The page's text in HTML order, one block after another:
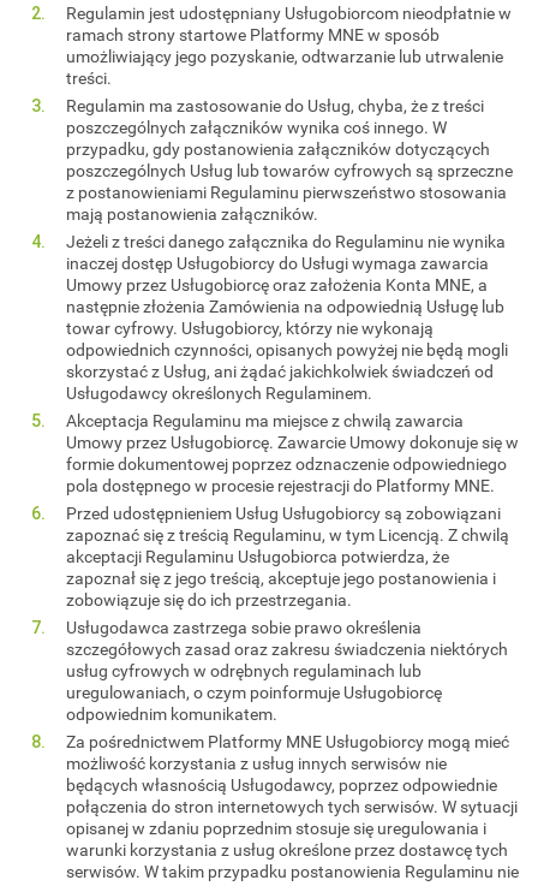
Regulamin jest udostępniany Usługobiorcom nieodpłatnie w
ramach strony startowe Platformy MNE w sposób
umożliwiający jego pozyskanie, odtwarzanie lub utrwalenie
treści.
Regulamin ma zastosowanie do Usług, chyba, że z treści
poszczególnych załączników wynika coś innego. W
przypadku, gdy postanowienia załączników dotyczących
poszczególnych Usług lub towarów cyfrowych są sprzeczne
z postanowieniami Regulaminu pierwszeństwo stosowania
mają postanowienia załączników.
Jeżeli z treści danego załącznika do Regulaminu nie wynika
inaczej dostęp Usługobiorcy do Usługi wymaga zawarcia
Umowy przez Usługobiorcę oraz założenia Konta MNE, a
następnie złożenia Zamówienia na odpowiednią Usługę lub
towar cyfrowy. Usługobiorcy, którzy nie wykonają
odpowiednich czynności, opisanych powyżej nie będą mogli
skorzystać z Usług, ani żądać jakichkolwiek świadczeń od
Usługodawcy określonych Regulaminem.
Akceptacja Regulaminu ma miejsce z chwilą zawarcia
Umowy przez Usługobiorcę. Zawarcie Umowy dokonuje się w
formie dokumentowej poprzez odznaczenie odpowiedniego
pola dostępnego w procesie rejestracji do Platformy MNE.
Przed udostępnieniem Usług Usługobiorcy są zobowiązani
zapoznać się z treścią Regulaminu, w tym Licencją. Z chwilą
akceptacji Regulaminu Usługobiorca potwierdza, że
zapoznał się z jego treścią, akceptuje jego postanowienia i
zobowiązuje się do ich przestrzegania.
Usługodawca zastrzega sobie prawo określenia
szczegółowych zasad oraz zakresu świadczenia niektórych
usług cyfrowych w odrębnych regulaminach lub
uregulowaniach, o czym poinformuje Usługobiorcę
odpowiednim komunikatem.
Za pośrednictwem Platformy MNE Usługobiorcy mogą mieć
możliwość korzystania z usług innych serwisów nie
będących własnością Usługodawcy, poprzez odpowiednie
połączenia do stron internetowych tych serwisów. W sytuacji
opisanej w zdaniu poprzednim stosuje się uregulowania i
warunki korzystania z usług określone przez dostawcę tych
serwisów. W takim przypadku postanowienia Regulaminu nie